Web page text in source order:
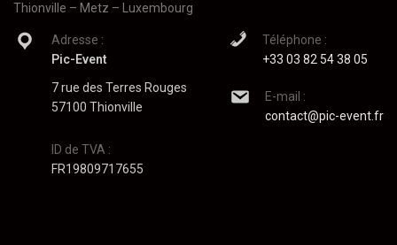
Thionville – Metz – Luxembourg
Adresse :
Pic-Event
7 rue des Terres Rouges
57100 Thionville
ID de TVA :
FR19809717655
Téléphone :
+33 03 82 54 38 05
E-mail :
contact@pic-event.fr